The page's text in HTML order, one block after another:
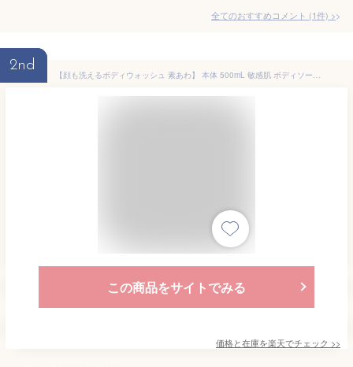
全てのおすすめコメント (1件) >
2nd
【顔も洗えるボディウォッシュ 素あわ】 本体 500mL 敏感肌 ボディソープ 泡タイプ せっけん 石けん ボディシャンプー 泡ボディーソープ 泡のボデーソープ 泡のボディソープ 乾燥肌敏感肌 乾燥肌洗顔 子ども 泡 女性 液体石鹸 乾燥肌
この商品をサイトでみる
価格と在庫を楽天でチェック >>